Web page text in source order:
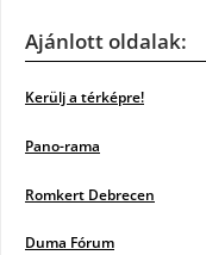
Ajánlott oldalak:
Kerülj a térképre!
Pano-rama
Romkert Debrecen
Duma Fórum